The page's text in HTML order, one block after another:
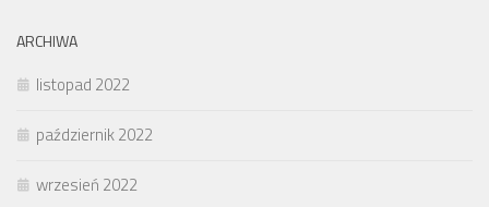
ARCHIWA
listopad 2022
październik 2022
wrzesień 2022